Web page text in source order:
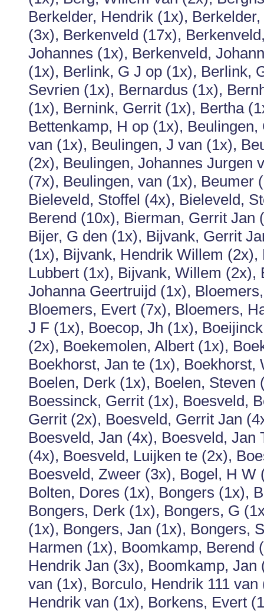
Berkelder, Hendrik (1x),
(3x), Berkenveld (17x),
Johannes (1x), Berkenveld,
(1x), Berlink, G J op (1x), Berlink,
Sevrien (1x), Bernardus (1x),
(1x), Bernink, Gerrit (1x), Bertha
Bettenkamp, H op (1x),
van (1x), Beulingen, J van (1x),
(2x), Beulingen, Johannes Jurgen
(7x), Beulingen, van (1x), Beumer
Bieleveld, Stoffel (4x), Bieleveld,
Berend (10x), Bierman, Gerrit
Bijer, G den (1x), Bijvank, Gerrit
(1x), Bijvank, Hendrik Willem
Lubbert (1x), Bijvank, Willem
Johanna Geertruijd (1x),
Bloemers, Evert (7x), Bloemers,
J F (1x), Boecop, Jh (1x),
(2x), Boekemolen, Albert (1x),
Boekhorst, Jan te (1x),
Boelen, Derk (1x), Boelen,
Boessinck, Gerrit (1x), Boesveld,
Gerrit (2x), Boesveld, Gerrit Jan
Boesveld, Jan (4x), Boesveld,
(4x), Boesveld, Luijken te (2x),
Boesveld, Zweer (3x), Bogel, H
Bolten, Dores (1x), Bongers (1x),
Bongers, Derk (1x), Bongers, G
(1x), Bongers, Jan (1x), Bongers,
Harmen (1x), Boomkamp,
Hendrik Jan (3x), Boomkamp,
van (1x), Borculo, Hendrik 111
Hendrik van (1x), Borkens, Evert